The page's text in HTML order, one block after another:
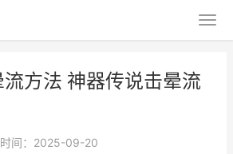
方法 神器传说击晕流
间：2025-09-20